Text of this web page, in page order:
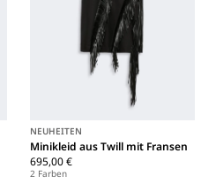
NEUHEITEN
Minikleid aus Twill mit Fransen
695,00 €
2 Farben